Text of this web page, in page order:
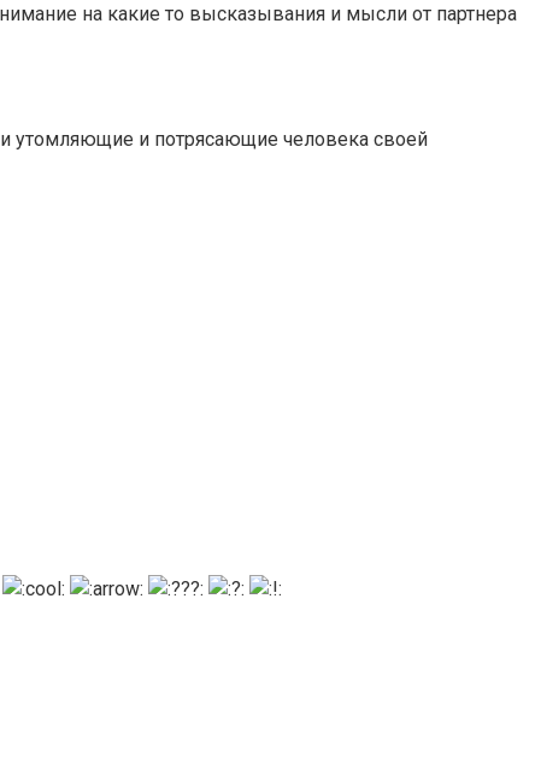
на какие то высказывания и мысли от партнера
утомляющие и потрясающие человека своей